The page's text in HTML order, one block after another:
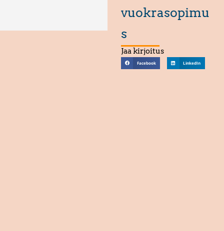
vuokrasopimu
s
Jaa kirjoitus
Facebook LinkedIn